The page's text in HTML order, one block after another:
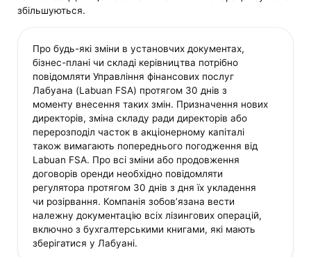
збільшуються.
Про будь-які зміни в установчих документах,
бізнес-плані чи складі керівництва потрібно
повідомляти Управління фінансових послуг
Лабуана (Labuan FSA) протягом 30 днів з
моменту внесення таких змін. Призначення нових
директорів, зміна складу ради директорів або
перерозподіл часток в акціонерному капіталі
також вимагають попереднього погодження від
Labuan FSA. Про всі зміни або продовження
договорів оренди необхідно повідомляти
регулятора протягом 30 днів з дня їх укладення
чи розірвання. Компанія зобов’язана вести
належну документацію всіх лізингових операцій,
включно з бухгалтерськими книгами, які мають
зберігатися у Лабуані.